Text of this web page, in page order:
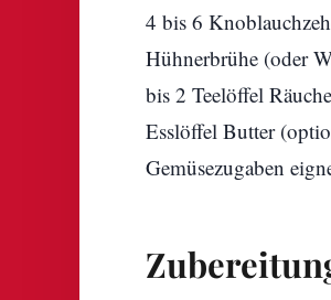
4 bis 6
Hühnerbrühe (oder
bis 2 Teelöffel
Esslöffel Butter
Gemüsezugaben